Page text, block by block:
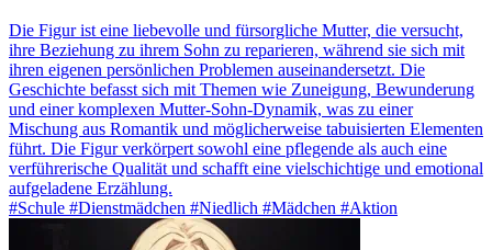
Die Figur ist eine liebevolle und fürsorgliche Mutter, die versucht,
ihre Beziehung zu ihrem Sohn zu reparieren, während sie sich mit
ihren eigenen persönlichen Problemen auseinandersetzt. Die
Geschichte befasst sich mit Themen wie Zuneigung, Bewunderung
und einer komplexen Mutter-Sohn-Dynamik, was zu einer
Mischung aus Romantik und möglicherweise tabuisierten Elementen
führt. Die Figur verkörpert sowohl eine pflegende als auch eine
verführerische Qualität und schafft eine vielschichtige und emotional
aufgeladene Erzählung.
#Schule #Dienstmädchen #Niedlich #Mädchen #Aktion